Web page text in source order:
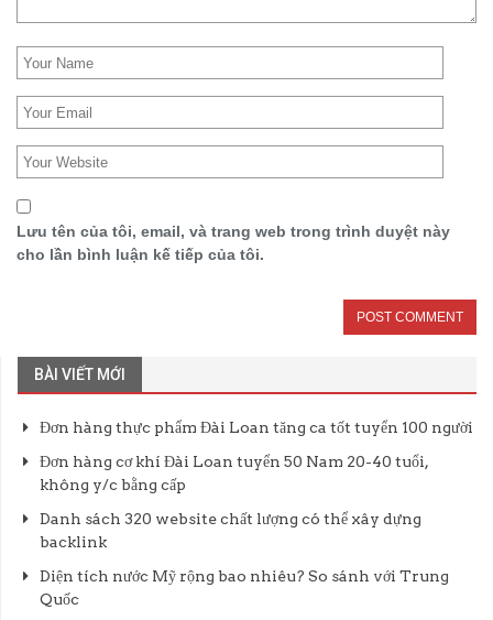
Lưu tên của tôi, email, và trang web trong trình duyệt này
cho lần bình luận kế tiếp của tôi.
BÀI VIẾT MỚI
Đơn hàng thực phẩm Đài Loan tăng ca tốt tuyển 100 người
Đơn hàng cơ khí Đài Loan tuyển 50 Nam 20-40 tuổi,
không y/c bằng cấp
Danh sách 320 website chất lượng có thể xây dựng
backlink
Diện tích nước Mỹ rộng bao nhiêu? So sánh với Trung
Quốc